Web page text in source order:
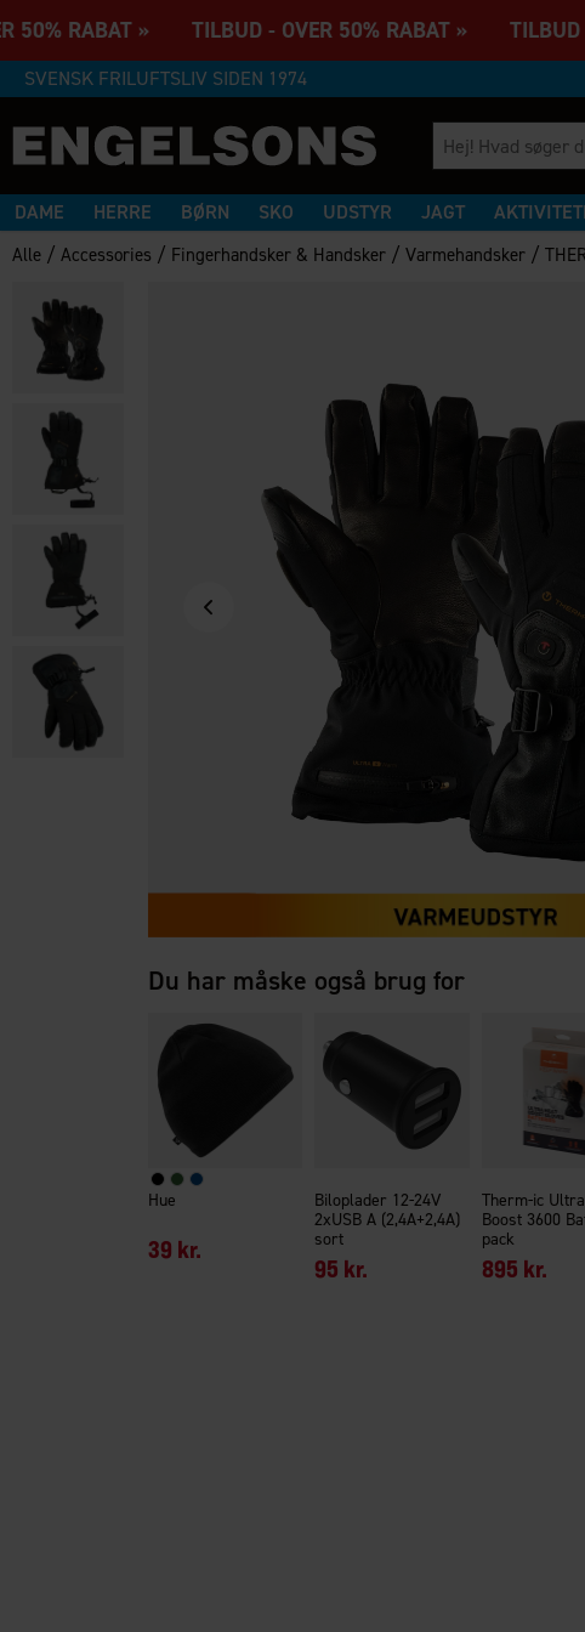
50% RABAT » TILBUD - OVER 50% RABAT »
SVENSK FRILUFTSLIV SIDEN 1974
DAME HERRE BØRN SKO UDSTYR JAGT
Alle /Accessories / Fingerhandsker & Handsker /Varmehandsker /
Du har måske også brug for
Hue
39 kr.
Biloplader 12-24V
2xUSB A (2,4A+2,4A)
sort
95 kr.
Therm-ic
Boost 3600
pack
895 kr.